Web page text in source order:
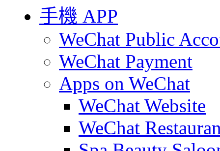
手機 APP
WeChat Public
WeChat Payment
Apps on WeChat
WeChat Website
WeChat